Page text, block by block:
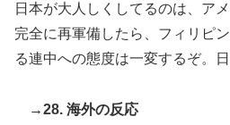
日本が大人しくしてるのは、ア
完全に再軍備したら、フィリピ
る連中への態度は一変するぞ。
→28. 海外の反応